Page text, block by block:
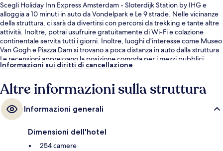
Scegli Holiday Inn Express Amsterdam - Sloterdijk Station by IHG e
alloggia a 10 minuti in auto da Vondelpark e Le 9 strade. Nelle vicinanze
della struttura, ci sarà da divertirsi con percorsi da trekking e tante altre
attività. Inoltre, potrai usufruire gratuitamente di Wi-Fi e colazione
continentale servita tutti i giorni. Inoltre, luoghi d'interesse come Museo
Van Gogh e Piazza Dam si trovano a poca distanza in auto dalla struttura.
Le recensioni apprezzano la posizione comoda per i mezzi pubblici:
Stazione metro di Sloterdijk si trova a 3 min e Stazione metro di
Informazioni sui diritti di cancellazione
Altre informazioni sulla struttura
Informazioni generali
Dimensioni dell'hotel
254 camere